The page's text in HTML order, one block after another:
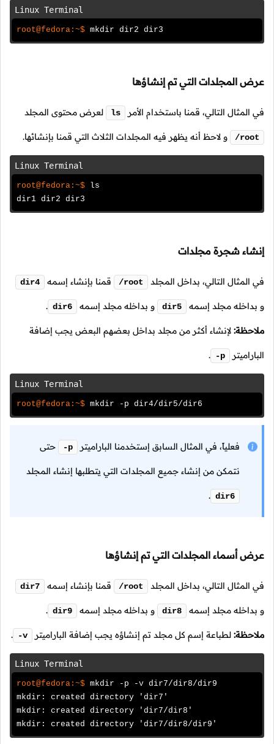
Linux Terminal
root@fedora:~$ mkdir dir2 dir3
عرض المجلدات التي تم إنشاؤها
في المثال التالي، قمنا باستخدام الأمر ls لعرض محتوى المجلد
/root و لاحظ أنه يظهر فيه المجلدات الثلاث التي قمنا بإنشائها.
Linux Terminal
root@fedora:~$ ls
dir1 dir2 dir3
إنشاء شجرة مجلدات
في المثال التالي، بداخل المجلد /root قمنا بإنشاء إسمه dir4
و بداخله مجلد إسمه dir5 و بداخله مجلد إسمه dir6
.
ملاحظة: لإنشاء أكثر من مجلد بداخل بعضهم البعض يجب إضافة
الباراميتر -p
.
Linux Terminal
root@fedora:~$ mkdir -p dir4/dir5/dir6
فعلياً، في المثال السابق إستخدمنا الباراميتر -p حتى
نتمكن من إنشاء جميع المجلدات التي يتطلبها إنشاء المجلد
dir6
.
عرض أسماء المجلدات التي تم إنشاؤها
في المثال التالي، بداخل المجلد /root قمنا بإنشاء إسمه dir7
و بداخله مجلد إسمه dir8 و بداخله مجلد إسمه dir9
.
ملاحظة: لطباعة إسم كل مجلد تم إنشاؤه يجب إضافة الباراميتر -v
.
Linux Terminal
root@fedora:~$ mkdir -p -v dir7/dir8/dir9
mkdir: created directory 'dir7'
mkdir: created directory 'dir7/dir8'
mkdir: created directory 'dir7/dir8/dir9'